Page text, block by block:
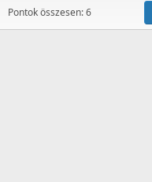
Pontok összesen: 6